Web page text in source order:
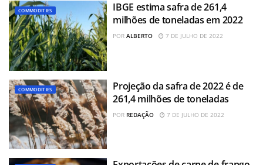
COMMODITIES
IBGE estima safra de 261,4
milhões de toneladas em 2022
POR ALBERTO 7 DE JULHO DE 2022
COMMODITIES
Projeção da safra de 2022 é de
261,4 milhões de toneladas
POR REDAÇÃO 7 DE JULHO DE 2022